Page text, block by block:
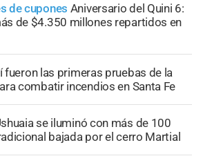
de cupones Aniversario del Quini 6:
de $4.350 millones repartidos en
fueron las primeras pruebas de la
combatir incendios en Santa Fe
se iluminó con más de 100
bajada por el cerro Martial